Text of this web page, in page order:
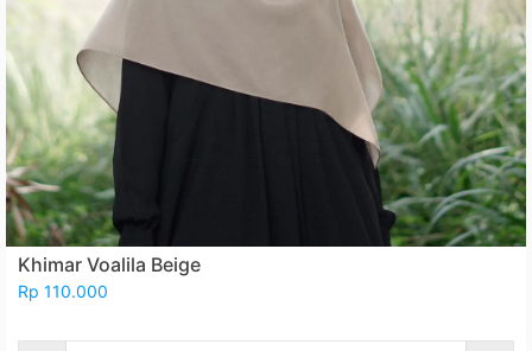
Khimar Voalila Beige
Rp 110.000